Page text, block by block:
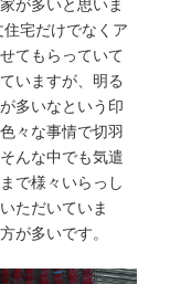
が多いと思いま
宅だけでなくア
てもらっていて
いますが、明る
多いなという印
々な事情で切羽
んな中でも気遣
で様々いらっし
ただいていま
が多いです。